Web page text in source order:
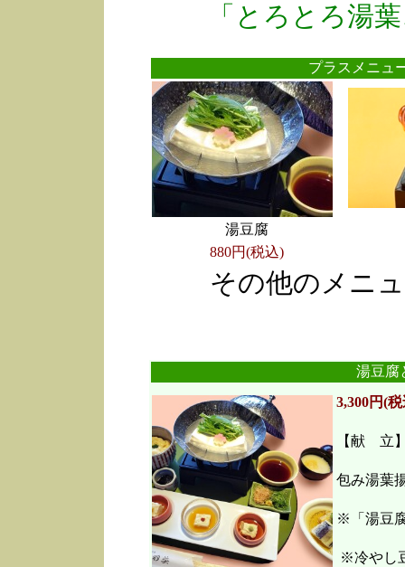
「とろとろ湯
プラスメニ
湯豆腐
880円(税込)
その他のメニ
湯豆腐
3,300円(
【献 立
包み湯葉
※「湯豆
※冷やし